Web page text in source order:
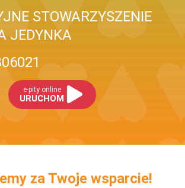
STOWARZYSZENIE
JEDYNKA
e-pity online
URUCHOM
za Twoje wsparcie!